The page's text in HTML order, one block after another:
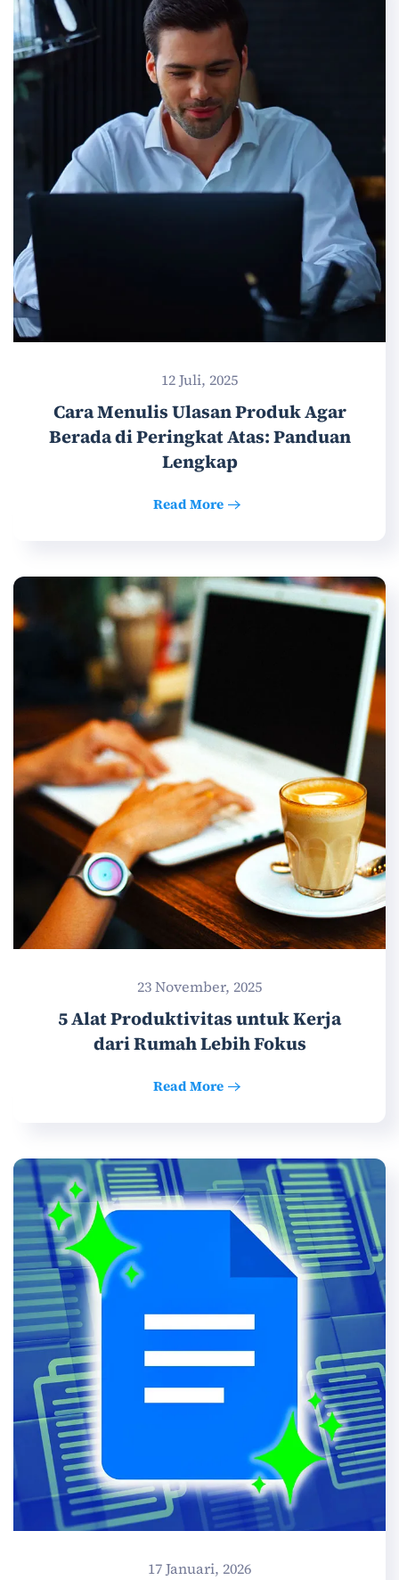
12 Juli, 2025
Cara Menulis Ulasan Produk Agar
Berada di Peringkat Atas: Panduan
Lengkap
Read More
23 November, 2025
5 Alat Produktivitas untuk Kerja
dari Rumah Lebih Fokus
Read More
17 Januari, 2026